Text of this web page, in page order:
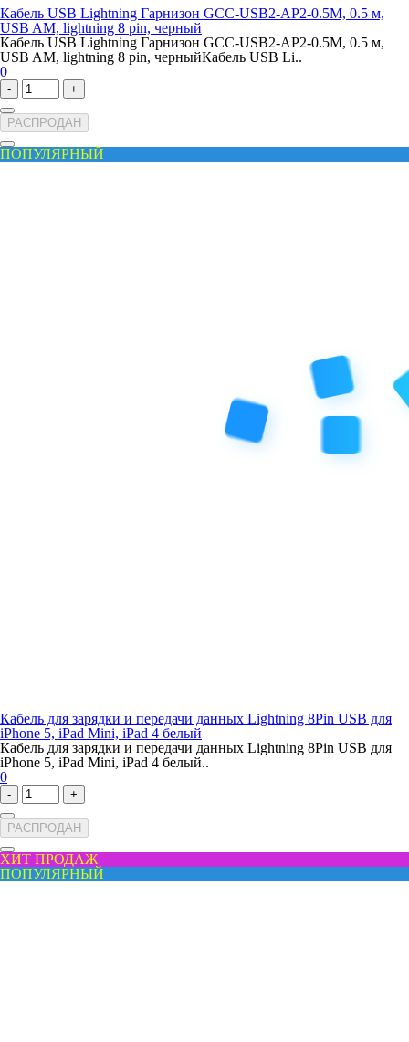
Кабель USB Lightning Гарнизон GCC-USB2-AP2-0.5M, 0.5 м,
USB AM, lightning 8 pin, черный
Кабель USB Lightning Гарнизон GCC-USB2-AP2-0.5M, 0.5 м,
USB AM, lightning 8 pin, черныйКабель USB Li..
0
- +
РАСПРОДАН
ПОПУЛЯРНЫЙ
Кабель для зарядки и передачи данных Lightning 8Pin USB для
iPhone 5, iPad Mini, iPad 4 белый
Кабель для зарядки и передачи данных Lightning 8Pin USB для
iPhone 5, iPad Mini, iPad 4 белый..
0
- +
РАСПРОДАН
ХИТ ПРОДАЖ
ПОПУЛЯРНЫЙ